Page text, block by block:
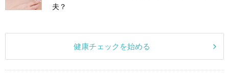
夫？
健康チェックを始める